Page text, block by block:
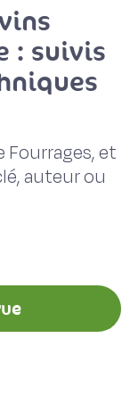
: suivis
Fourrages, et
auteur ou